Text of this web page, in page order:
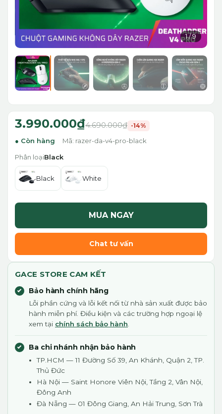
1/9
3.990.000₫4.690.000₫ -14%
Còn hàng Mã: razer-da-v4-pro-black
Phân loạiBlack
Black White
MUA NGAY
Chat tư vấn
GACE STORE CAM KẾT
Bảo hành chính hãng
Lỗi phần cứng và lỗi kết nối từ nhà sản xuất được bảo
hành miễn phí. Điều kiện và các trường hợp ngoại lệ
xem tại chính sách bảo hành
Ba chi nhánh nhận bảo hành
TP.HCM — 11 Đường Số 39, An Khánh, Quận 2, TP.
Thủ Đức
Hà Nội — Saint Honore Viên Nội, Tầng 2, Vân Nội,
Đông Anh
Đà Nẵng — 01 Đông Giang, An Hải Trung, Sơn Trà